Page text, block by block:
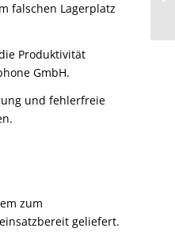
falschen Lagerplatz
Produktivität
GmbH.
und fehlerfreie
zum
geliefert.